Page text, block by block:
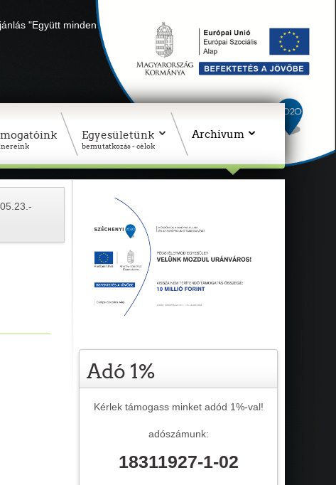
"Együtt minden sikerül" Adószámunk: 18311927-1-02
Egyesületünk
bemutatkozás - célok
Archivum
Adó 1%
Kérlek támogass minket adód 1%-val!
adószámunk:
18311927-1-02